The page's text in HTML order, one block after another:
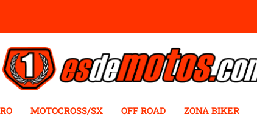
MOTOCROSS/SX OFF ROAD ZONA BIKER